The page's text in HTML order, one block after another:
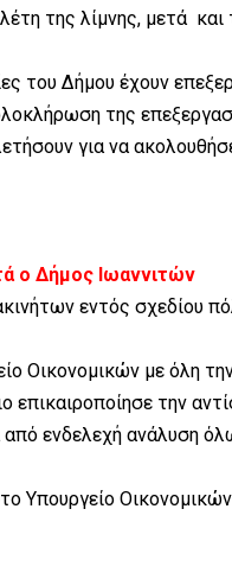
της λίμνης, μετά
του Δήμου έχουν
της
για να
ο Δήμος Ιωαννιτών
εντός σχεδίου
Οικονομικών με όλη
επικαιροποίησε την
από ενδελεχή ανάλυση
Υπουργείο